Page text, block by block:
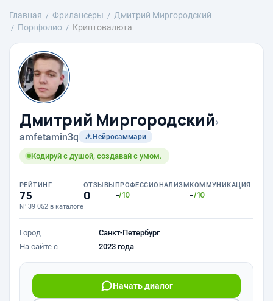
Главная Фрилансеры
Дмитрий Миргородский
Портфолио
Криптовалюта
Дмитрий Миргородский›
amfetamin3q Нейросаммари
Кодируй с душой, создавай с умом.
РЕЙТИНГ
75
№ 39 052 в каталоге
ОТЗЫВЫ
0
ПРОФЕССИОНАЛИЗМ
-/10
КОММУНИКАЦИЯ
-/10
Город
Санкт-Петербург
На сайте с
2023 года
Начать диалог